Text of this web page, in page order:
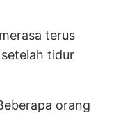
terus
tidur
orang